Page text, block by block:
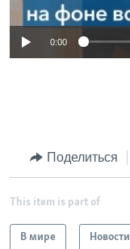
0:00
Поделиться
This item is part of
В мире Новости